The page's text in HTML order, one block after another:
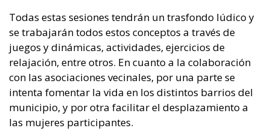
Todas estas sesiones tendrán un trasfondo lúdico y
se trabajarán todos estos conceptos a través de
juegos y dinámicas, actividades, ejercicios de
relajación, entre otros. En cuanto a la colaboración
con las asociaciones vecinales, por una parte se
intenta fomentar la vida en los distintos barrios del
municipio, y por otra facilitar el desplazamiento a
las mujeres participantes.